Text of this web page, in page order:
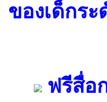
ของเด็กร
ฟรีสื่อ